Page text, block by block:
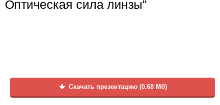
Оптическая сила линзы"
Скачать презентацию (0.68 Мб)